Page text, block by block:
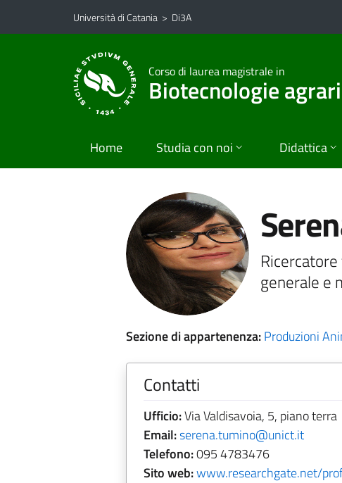
Vai al contenuto principale
Vai al menu di navigazione
Università di Catania > Di3A
Corso di laurea magistrale in
Biotecnologie
Home Studia con noi Didattica
generale e
Sezione di appartenenza:Produzioni
Contatti
Ufficio:Via Valdisavoia, 5, piano terra
Email:serena.tumino@unict.it
Telefono:095 4783476
Sito web:www.researchgate.net/